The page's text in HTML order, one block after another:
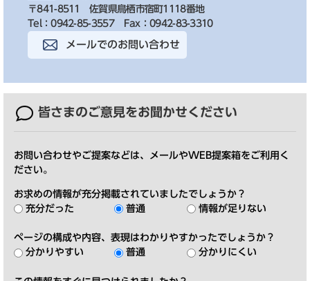
〒841-8511 佐賀県鳥栖市宿町1118番地
Tel：0942-85-3557
Fax：0942-83-3310
メールでのお問い合わせ
皆さまのご意見をお聞かせください
お問い合わせやご提案などは、メールやWEB提案箱をご利用く
ださい。
お求めの情報が充分掲載されていましたでしょうか？
充分だった
普通 情報が足りない
ページの構成や内容、表現はわかりやすかったでしょうか？
分かりやすい
普通 分かりにくい